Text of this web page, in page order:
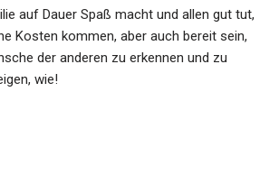
auf Dauer Spaß macht und allen gut tut,
Kosten kommen, aber auch bereit sein,
der anderen zu erkennen und zu
wie!